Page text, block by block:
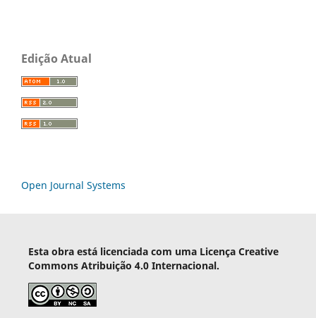
Edição Atual
Open Journal Systems
Esta obra está licenciada com uma Licença Creative
Commons Atribuição 4.0 Internacional.